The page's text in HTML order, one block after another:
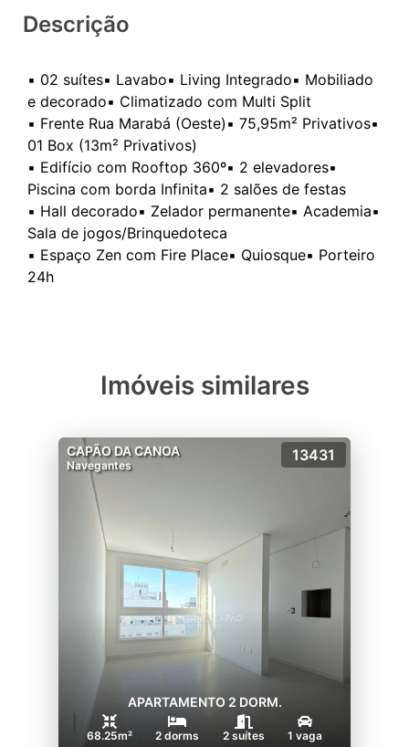
Descrição
▪️ 02 suítes▪️ Lavabo▪️ Living Integrado▪️ Mobiliado
e decorado▪️ Climatizado com Multi Split
▪️ Frente Rua Marabá (Oeste)▪️ 75,95m² Privativos▪️
01 Box (13m² Privativos)
▪️ Edifício com Rooftop 360º▪️ 2 elevadores▪️
Piscina com borda Infinita▪️ 2 salões de festas
▪️ Hall decorado▪️ Zelador permanente▪️ Academia▪️
Sala de jogos/Brinquedoteca
▪️ Espaço Zen com Fire Place▪️ Quiosque▪️ Porteiro
Imóveis similares
CAPÃO DA CANOA
Navegantes
13431
APARTAMENTO 2 DORM.
68.25m² 2 dorms 2 suítes 1 vaga